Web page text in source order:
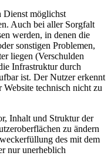
Dienst möglichst
Auch bei aller Sorgfalt
werden, in denen die
sonstigen Problemen,
liegen (Verschulden
Infrastruktur durch
ist. Der Nutzer erkennt
Website technisch nicht zu
Inhalt und Struktur der
zu ändern
des mit dem
nur unerheblich